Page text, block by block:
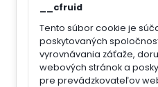
__cfruid
Tento súbor cookie je
poskytovaných
vyrovnávania záťaže,
webových stránok a
pre prevádzkovateľov